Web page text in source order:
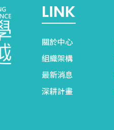
LINK
關於中心
組織架構
最新消息
深耕計畫